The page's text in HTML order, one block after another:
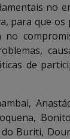
no
para que
de
Buriti,